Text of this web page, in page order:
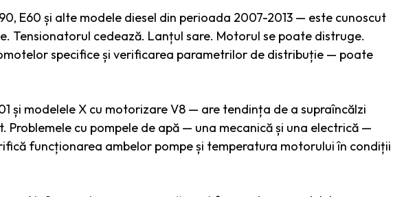
E60 și alte modele diesel din perioada 2007-2013 — este cunoscut
Tensionatorul cedează. Lanțul sare. Motorul se poate distruge.
specifice și verificarea parametrilor de distribuție — poate
și modelele X cu motorizare V8 — are tendința de a supraîncălzi
Problemele cu pompele de apă — una mecanică și una electrică —
funcționarea ambelor pompe și temperatura motorului în condiții